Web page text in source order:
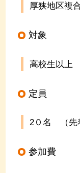
厚狭地区複
対象
高校生以上
定員
2０名 （先
参加費